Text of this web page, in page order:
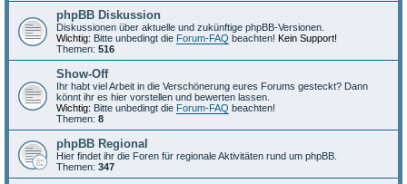
phpBB Diskussion
Diskussionen über aktuelle und zukünftige phpBB-Versionen.
Wichtig: Bitte unbedingt die Forum-FAQ beachten! Kein Support!
Themen: 516
Show-Off
Ihr habt viel Arbeit in die Verschönerung eures Forums gesteckt? Dann
könnt ihr es hier vorstellen und bewerten lassen.
Wichtig: Bitte unbedingt die Forum-FAQ beachten!
Themen: 8
phpBB Regional
Hier findet ihr die Foren für regionale Aktivitäten rund um phpBB.
Themen: 347